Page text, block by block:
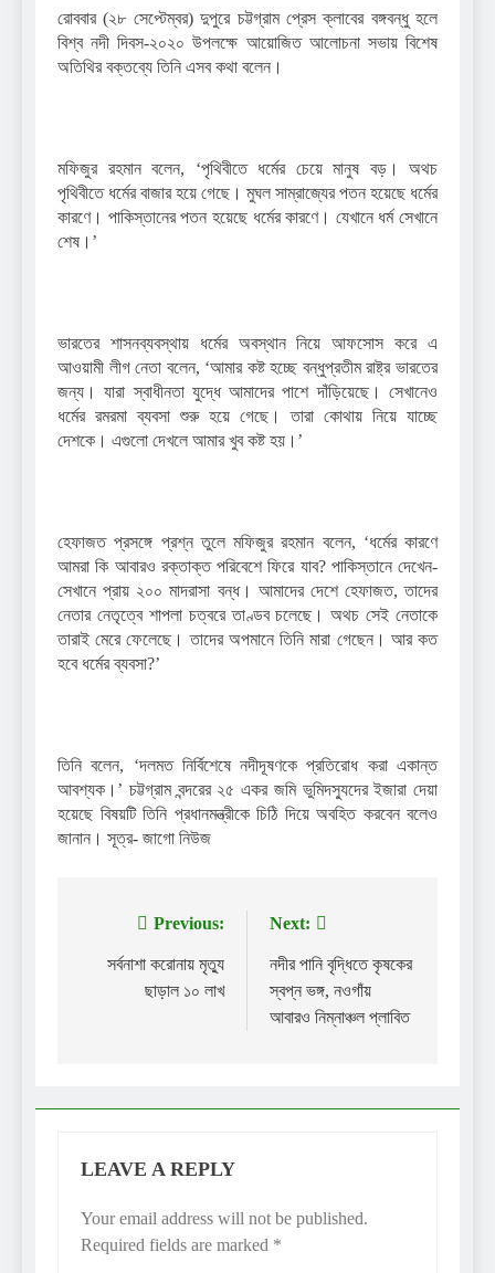
রোববার (২৮ সেপ্টেম্বর) দুপুরে চট্টগ্রাম প্রেস ক্লাবের বঙ্গবন্ধু হলে
বিশ্ব নদী দিবস-২০২০ উপলক্ষে আয়োজিত আলোচনা সভায় বিশেষ
অতিথির বক্তব্যে তিনি এসব কথা বলেন।
মফিজুর রহমান বলেন, ‘পৃথিবীতে ধর্মের চেয়ে মানুষ বড়। অথচ
পৃথিবীতে ধর্মের বাজার হয়ে গেছে। মুঘল সাম্রাজ্যের পতন হয়েছে ধর্মের
কারণে। পাকিস্তানের পতন হয়েছে ধর্মের কারণে। যেখানে ধর্ম সেখানে
শেষ।’
ভারতের শাসনব্যবস্থায় ধর্মের অবস্থান নিয়ে আফসোস করে এ
আওয়ামী লীগ নেতা বলেন, ‘আমার কষ্ট হচ্ছে বন্ধুপ্রতীম রাষ্ট্র ভারতের
জন্য। যারা স্বাধীনতা যুদ্ধে আমাদের পাশে দাঁড়িয়েছে। সেখানেও
ধর্মের রমরমা ব্যবসা শুরু হয়ে গেছে। তারা কোথায় নিয়ে যাচ্ছে
দেশকে। এগুলো দেখলে আমার খুব কষ্ট হয়।’
হেফাজত প্রসঙ্গে প্রশ্ন তুলে মফিজুর রহমান বলেন, ‘ধর্মের কারণে
আমরা কি আবারও রক্তাক্ত পরিবেশে ফিরে যাব? পাকিস্তানে দেখেন-
সেখানে প্রায় ২০০ মাদরাসা বন্ধ। আমাদের দেশে হেফাজত, তাদের
নেতার নেতৃত্বে শাপলা চত্বরে তাণ্ডব চলেছে। অথচ সেই নেতাকে
তারাই মেরে ফেলেছে। তাদের অপমানে তিনি মারা গেছেন। আর কত
হবে ধর্মের ব্যবসা?’
তিনি বলেন, ‘দলমত নির্বিশেষে নদীদূষণকে প্রতিরোধ করা একান্ত
আবশ্যক।’ চট্টগ্রাম বন্দরের ২৫ একর জমি ভুমিদস্যুদের ইজারা দেয়া
হয়েছে বিষয়টি তিনি প্রধানমন্ত্রীকে চিঠি দিয়ে অবহিত করবেন বলেও
জানান। সূত্র- জাগো নিউজ
navigation
Previous:
সর্বনাশা করোনায় মৃত্যু
ছাড়াল ১০ লাখ
Next:
নদীর পানি বৃদ্ধিতে কৃষকের
স্বপ্ন ভঙ্গ, নওগাঁয়
আবারও নিম্নাঞ্চল প্লাবিত
LEAVE A REPLY
Your email address will not be published.
Required fields are marked *